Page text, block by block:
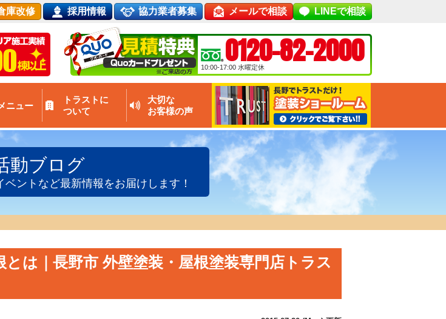
庫改修 採用情報 協力業者募集 メールで相談 LINEで相談
0120-82-2000
10:00-17:00 水曜定休
ニュー
トラストに
ついて
大切な
お客様の声
動ブログ
ントなど最新情報をお届けします！
とは｜長野市 外壁塗装・屋根塗装専門店トラス